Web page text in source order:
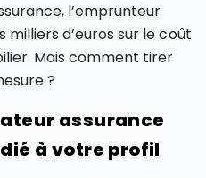
l’emprunteur
d’euros sur le coût
Mais comment tirer
?
assurance
à votre profil